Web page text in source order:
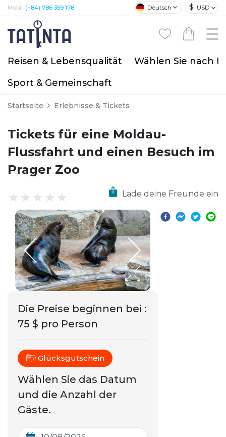
Mobil: (+84) 786 359 178 Deutsch $ USD
Reisen & Lebensqualität
Wählen Sie nach
Sport & Gemeinschaft
Startseite Erlebnisse & Tickets
Tickets für eine Moldau-
Flussfahrt und einen Besuch im
Prager Zoo
Lade deine Freunde ein
Die Preise beginnen bei :
75 $ pro Person
Glücksgutschein
Wählen Sie das Datum
und die Anzahl der
Gäste.